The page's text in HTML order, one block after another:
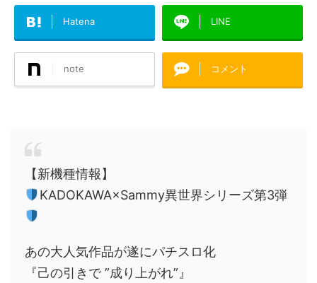
Hatena LINE
note コメント
【新機種情報】
KADOKAWA×Sammy異世界シリーズ第3弾
あの大人気作品が遂にパチスロ化
『己の引きで ”成り上がれ”』